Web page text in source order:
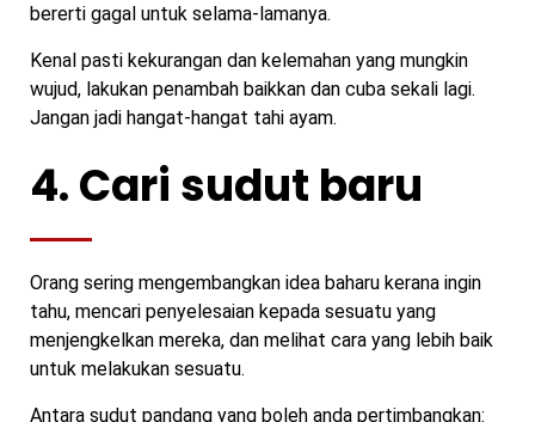
bererti gagal untuk selama-lamanya.
Kenal pasti kekurangan dan kelemahan yang mungkin
wujud, lakukan penambah baikkan dan cuba sekali lagi.
Jangan jadi hangat-hangat tahi ayam.
4. Cari sudut baru
Orang sering mengembangkan idea baharu kerana ingin
tahu, mencari penyelesaian kepada sesuatu yang
menjengkelkan mereka, dan melihat cara yang lebih baik
untuk melakukan sesuatu.
Antara sudut pandang yang boleh anda pertimbangkan: